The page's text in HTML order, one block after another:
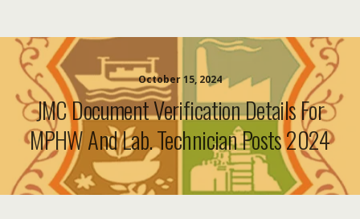
October 15, 2024
JMC Document Verification Details For
MPHW And Lab. Technician Posts 2024